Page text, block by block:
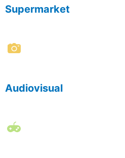
Supermarket
Audiovisual